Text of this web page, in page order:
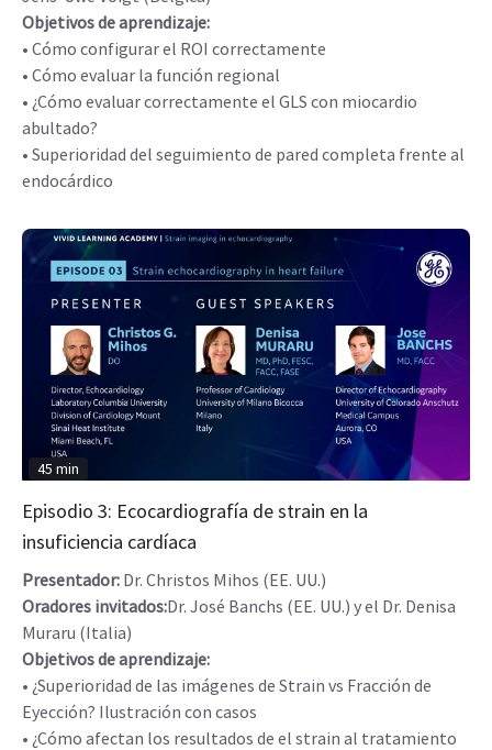
Objetivos de aprendizaje:
• Cómo configurar el ROI correctamente
• Cómo evaluar la función regional
• ¿Cómo evaluar correctamente el GLS con miocardio
abultado?
• Superioridad del seguimiento de pared completa frente al
endocárdico
45 min
Episodio 3: Ecocardiografía de strain en la
insuficiencia cardíaca
Presentador: Dr. Christos Mihos (EE. UU.)
Oradores invitados:Dr. José Banchs (EE. UU.) y el Dr. Denisa
Muraru (Italia)
Objetivos de aprendizaje:
• ¿Superioridad de las imágenes de Strain vs Fracción de
Eyección? Ilustración con casos
• ¿Cómo afectan los resultados de el strain al tratamiento